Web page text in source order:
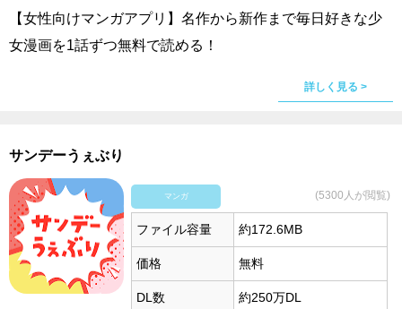
【女性向けマンガアプリ】名作から新作まで毎日好きな少
女漫画を1話ずつ無料で読める！
詳しく見る >
サンデーうぇぶり
マンガ (5300人が閲覧)
ファイル容量 約172.6MB
価格 無料
DL数 約250万DL